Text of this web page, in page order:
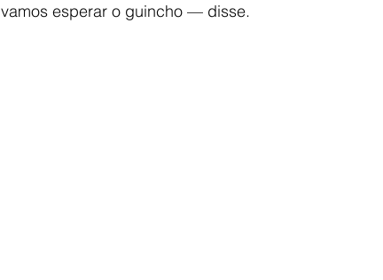
esperar o guincho — disse.